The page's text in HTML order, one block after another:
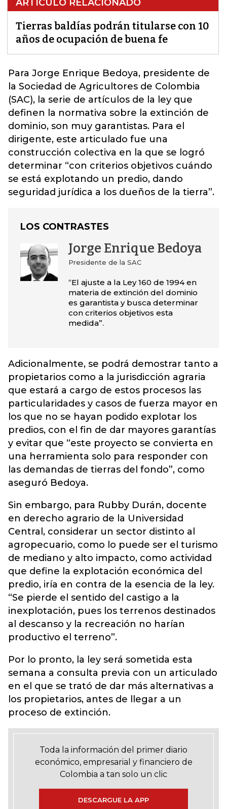
ARTÍCULO RELACIONADO
Tierras baldías podrán titularse con 10
años de ocupación de buena fe
Para Jorge Enrique Bedoya, presidente de
la Sociedad de Agricultores de Colombia
(SAC), la serie de artículos de la ley que
definen la normativa sobre la extinción de
dominio, son muy garantistas. Para el
dirigente, este articulado fue una
construcción colectiva en la que se logró
determinar “con criterios objetivos cuándo
se está explotando un predio, dando
seguridad jurídica a los dueños de la tierra”.
LOS CONTRASTES
Jorge Enrique Bedoya
Presidente de la SAC
“El ajuste a la Ley 160 de 1994 en
materia de extinción del dominio
es garantista y busca determinar
con criterios objetivos esta
medida”.
Adicionalmente, se podrá demostrar tanto a
propietarios como a la jurisdicción agraria
que estará a cargo de estos procesos las
particularidades y casos de fuerza mayor en
los que no se hayan podido explotar los
predios, con el fin de dar mayores garantías
y evitar que “este proyecto se convierta en
una herramienta solo para responder con
las demandas de tierras del fondo”, como
aseguró Bedoya.
Sin embargo, para Rubby Durán, docente
en derecho agrario de la Universidad
Central, considerar un sector distinto al
agropecuario, como lo puede ser el turismo
de mediano y alto impacto, como actividad
que define la explotación económica del
predio, iría en contra de la esencia de la ley.
“Se pierde el sentido del castigo a la
inexplotación, pues los terrenos destinados
al descanso y la recreación no harían
productivo el terreno”.
Por lo pronto, la ley será sometida esta
semana a consulta previa con un articulado
en el que se trató de dar más alternativas a
los propietarios, antes de llegar a un
proceso de extinción.
Toda la información del primer diario
económico, empresarial y financiero de
Colombia a tan solo un clic
DESCARGUE LA APP